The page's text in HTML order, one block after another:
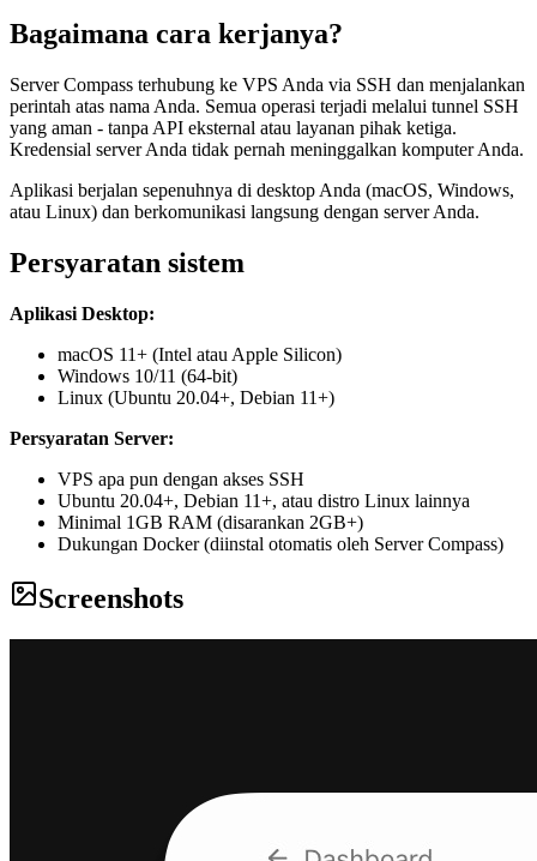
Bagaimana cara kerjanya?
Server Compass terhubung ke VPS Anda via SSH dan menjalankan
perintah atas nama Anda. Semua operasi terjadi melalui tunnel SSH
yang aman - tanpa API eksternal atau layanan pihak ketiga.
Kredensial server Anda tidak pernah meninggalkan komputer Anda.
Aplikasi berjalan sepenuhnya di desktop Anda (macOS, Windows,
atau Linux) dan berkomunikasi langsung dengan server Anda.
Persyaratan sistem
Aplikasi Desktop:
macOS 11+ (Intel atau Apple Silicon)
Windows 10/11 (64-bit)
Linux (Ubuntu 20.04+, Debian 11+)
Persyaratan Server:
VPS apa pun dengan akses SSH
Ubuntu 20.04+, Debian 11+, atau distro Linux lainnya
Minimal 1GB RAM (disarankan 2GB+)
Dukungan Docker (diinstal otomatis oleh Server Compass)
Screenshots